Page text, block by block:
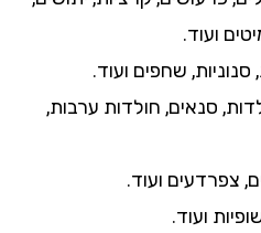
ועוד.
סנוניות, שחפים ועוד.
סנאים, חולדות ערבות,
צפרדעים ועוד.
ועוד.